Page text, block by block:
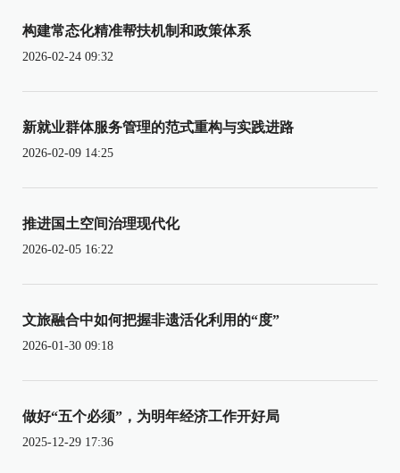
构建常态化精准帮扶机制和政策体系
2026-02-24 09:32
新就业群体服务管理的范式重构与实践进路
2026-02-09 14:25
推进国土空间治理现代化
2026-02-05 16:22
文旅融合中如何把握非遗活化利用的“度”
2026-01-30 09:18
做好“五个必须”，为明年经济工作开好局
2025-12-29 17:36